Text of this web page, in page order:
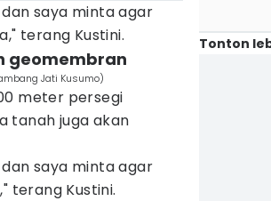
saya minta agar
terang Kustini.
geomembran
Jati Kusumo)
meter persegi
tanah juga akan
saya minta agar
terang Kustini.
Tonton